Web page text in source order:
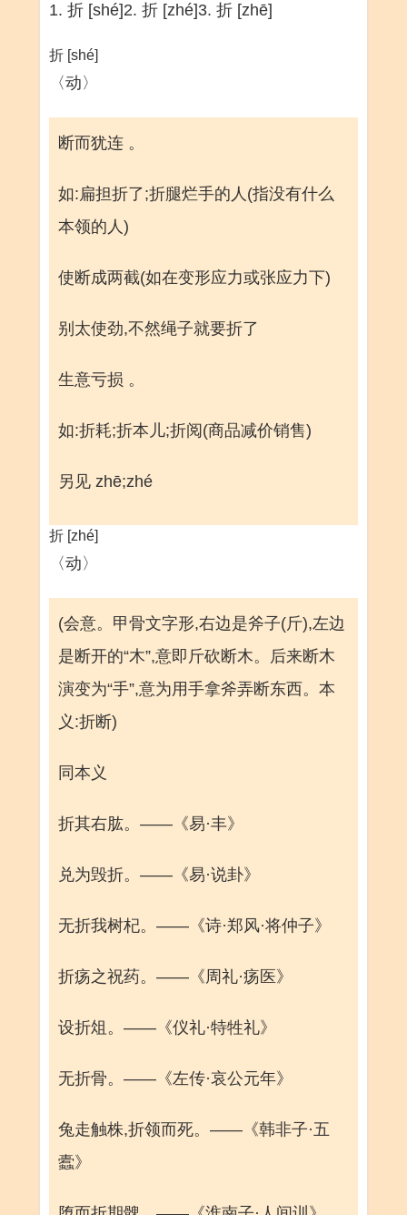
1. 折 [shé]2. 折 [zhé]3. 折 [zhē]
折 [shé]
〈动〉
断而犹连 。
如:扁担折了;折腿烂手的人(指没有什么
本领的人)
使断成两截(如在变形应力或张应力下)
别太使劲,不然绳子就要折了
生意亏损 。
如:折耗;折本儿;折阅(商品减价销售)
另见 zhē;zhé
折 [zhé]
〈动〉
(会意。甲骨文字形,右边是斧子(斤),左边
是断开的“木”,意即斤砍断木。后来断木
演变为“手”,意为用手拿斧弄断东西。本
义:折断)
同本义
折其右肱。——《易·丰》
兑为毁折。——《易·说卦》
无折我树杞。——《诗·郑风·将仲子》
折疡之祝药。——《周礼·疡医》
设折俎。——《仪礼·特牲礼》
无折骨。——《左传·哀公元年》
兔走触株,折领而死。——《韩非子·五
蠹》